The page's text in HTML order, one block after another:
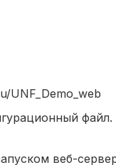
UNF_Demo_web
веб-